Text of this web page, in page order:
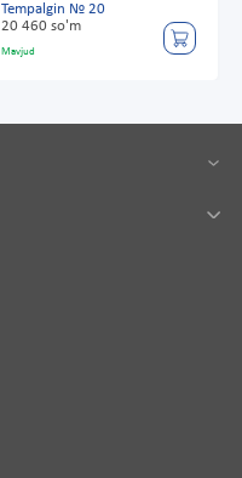
Tempalgin № 20
20 460 so'm
Mavjud